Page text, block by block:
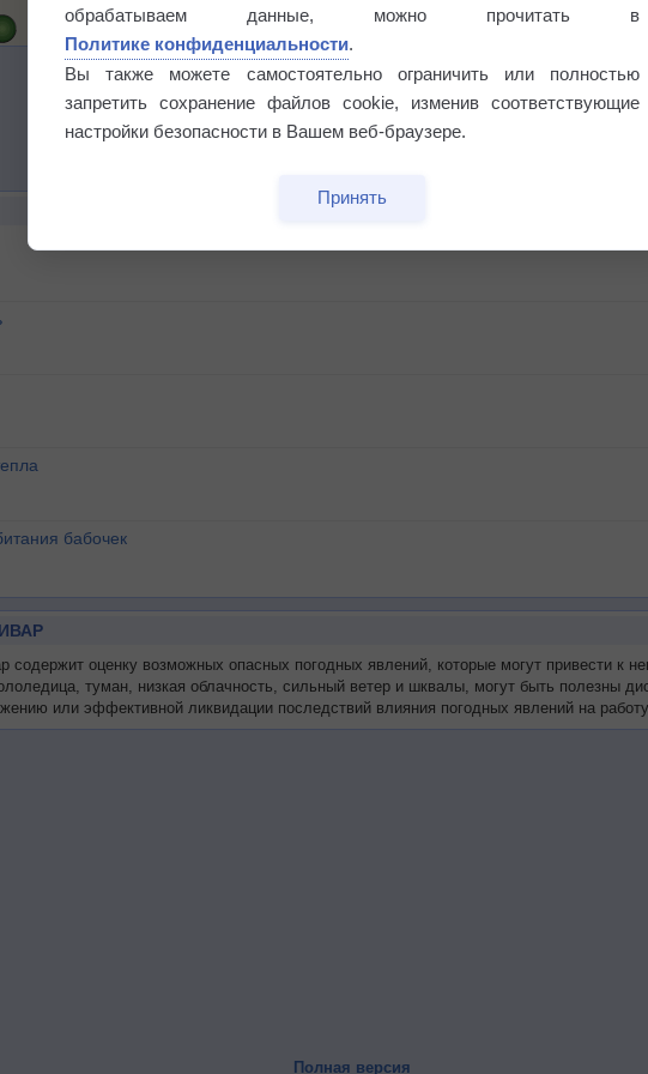
бабочек
содержит оценку возможных опасных погодных явлений, которые могут привести к
туман, низкая облачность, сильный ветер и шквалы, могут быть полезны
или эффективной ликвидации последствий влияния погодных явлений на
Полная версия
обрабатываем данные, можно прочитать в
Политике конфиденциальности.
Вы также можете самостоятельно ограничить или полностью
запретить сохранение файлов cookie, изменив соответствующие
настройки безопасности в Вашем веб-браузере.
Принять